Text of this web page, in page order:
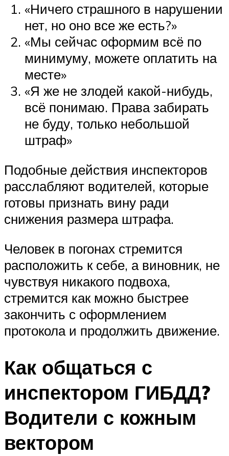
«Ничего страшного в нарушении
нет, но оно все же есть?»
«Мы сейчас оформим всё по
минимуму, можете оплатить на
месте»
«Я же не злодей какой-нибудь,
всё понимаю. Права забирать
не буду, только небольшой
штраф»
Подобные действия инспекторов
расслабляют водителей, которые
готовы признать вину ради
снижения размера штрафа.
Человек в погонах стремится
расположить к себе, а виновник, не
чувствуя никакого подвоха,
стремится как можно быстрее
закончить с оформлением
протокола и продолжить движение.
Как общаться с
инспектором ГИБДД?
Водители с кожным
вектором